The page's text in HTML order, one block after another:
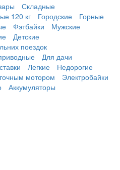
Складные
120 кг
Городские
Горные
Фэтбайки
Мужские
Детские
поездок
Для дачи
Легкие
Недорогие
мотором
Электробайки
Аккумуляторы